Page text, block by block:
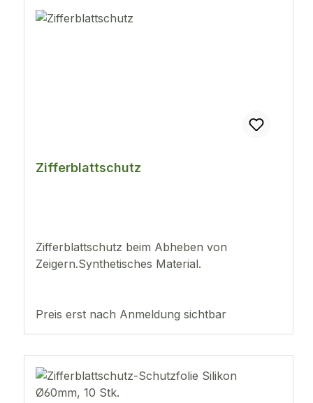
Zifferblattschutz
Zifferblattschutz beim Abheben von
Zeigern.Synthetisches Material.
Preis erst nach Anmeldung sichtbar